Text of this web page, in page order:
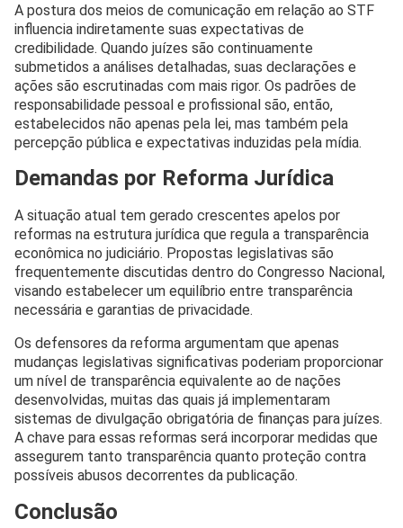
A postura dos meios de comunicação em relação ao STF
influencia indiretamente suas expectativas de
credibilidade. Quando juízes são continuamente
submetidos a análises detalhadas, suas declarações e
ações são escrutinadas com mais rigor. Os padrões de
responsabilidade pessoal e profissional são, então,
estabelecidos não apenas pela lei, mas também pela
percepção pública e expectativas induzidas pela mídia.
Demandas por Reforma Jurídica
A situação atual tem gerado crescentes apelos por
reformas na estrutura jurídica que regula a transparência
econômica no judiciário. Propostas legislativas são
frequentemente discutidas dentro do Congresso Nacional,
visando estabelecer um equilíbrio entre transparência
necessária e garantias de privacidade.
Os defensores da reforma argumentam que apenas
mudanças legislativas significativas poderiam proporcionar
um nível de transparência equivalente ao de nações
desenvolvidas, muitas das quais já implementaram
sistemas de divulgação obrigatória de finanças para juízes.
A chave para essas reformas será incorporar medidas que
assegurem tanto transparência quanto proteção contra
possíveis abusos decorrentes da publicação.
Conclusão